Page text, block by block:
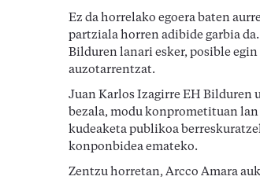
Ez da horrelako egoera baten
partziala horren adibide garbia
Bilduren lanari esker, posible
auzotarrentzat.
Juan Karlos Izagirre EH Bilduren
bezala, modu konprometituan
kudeaketa publikoa
konponbidea emateko.
Zentzu horretan, Arcco Amara